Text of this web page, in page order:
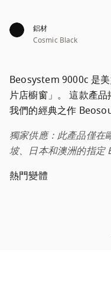
鋁材
Cosmic Black
Beosystem 9000c 是
片店櫥窗」。 這款產
獨家供應：此產品僅在
坡、日本和澳洲的指定
熱門變體